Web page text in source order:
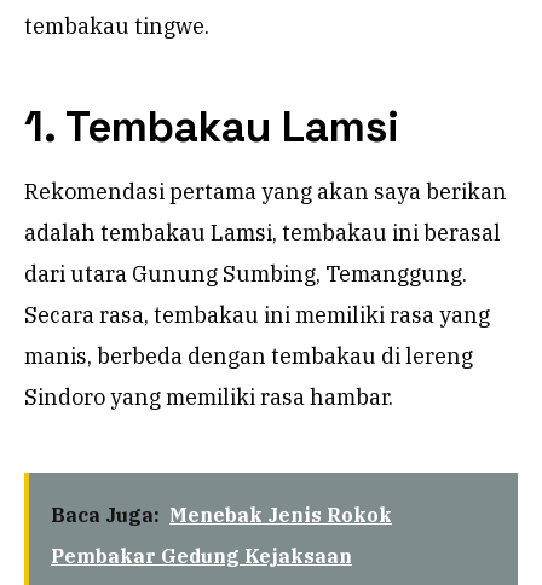
tembakau tingwe.
1. Tembakau Lamsi
Rekomendasi pertama yang akan saya berikan
adalah tembakau Lamsi, tembakau ini berasal
dari utara Gunung Sumbing, Temanggung.
Secara rasa, tembakau ini memiliki rasa yang
manis, berbeda dengan tembakau di lereng
Sindoro yang memiliki rasa hambar.
Baca Juga: Menebak Jenis Rokok
Pembakar Gedung Kejaksaan